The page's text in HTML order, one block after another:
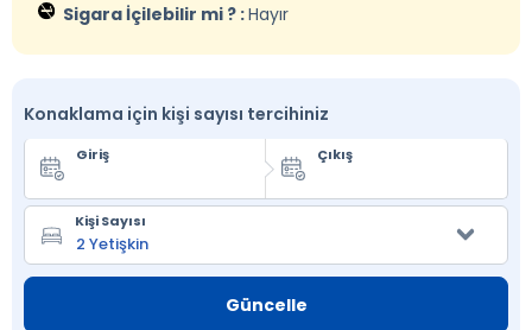
Sigara İçilebilir mi ? :Hayır
Konaklama için kişi sayısı tercihiniz
Giriş Çıkış
Kişi Sayısı
Güncelle